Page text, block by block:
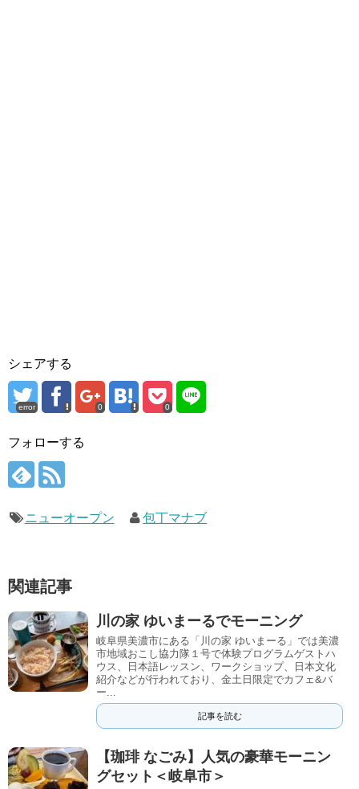
シェアする
error 0 0
フォローする
ニューオープン 包丁マナブ
関連記事
川の家 ゆいまーるでモーニング
岐阜県美濃市にある「川の家 ゆいまーる」では美濃
市地域おこし協力隊１号で体験プログラムゲストハ
ウス、日本語レッスン、ワークショップ、日本文化
紹介などが行われており、金土日限定でカフェ&バ
ー...
記事を読む
【珈琲 なごみ】人気の豪華モーニン
グセット＜岐阜市＞